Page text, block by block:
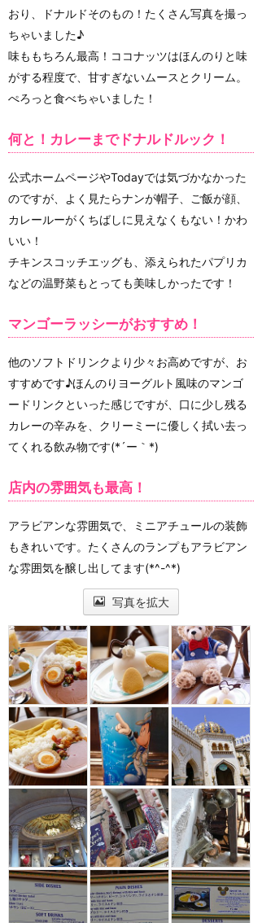
おり、ドナルドそのもの！たくさん写真を撮っ
ちゃいました♪
味ももちろん最高！ココナッツはほんのりと味
がする程度で、甘すぎないムースとクリーム。
ぺろっと食べちゃいました！
何と！カレーまでドナルドルック！
公式ホームページやTodayでは気づかなかった
のですが、よく見たらナンが帽子、ご飯が顔、
カレールーがくちばしに見えなくもない！かわ
いい！
チキンスコッチエッグも、添えられたパプリカ
などの温野菜もとっても美味しかったです！
マンゴーラッシーがおすすめ！
他のソフトドリンクより少々お高めですが、お
すすめです♪ほんのりヨーグルト風味のマンゴ
ードリンクといった感じですが、口に少し残る
カレーの辛みを、クリーミーに優しく拭い去っ
てくれる飲み物です(*´ー｀*)
店内の雰囲気も最高！
アラビアンな雰囲気で、ミニアチュールの装飾
もきれいです。たくさんのランプもアラビアン
な雰囲気を醸し出してます(*^-^*)
写真を拡大